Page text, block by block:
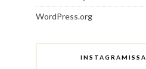
WordPress.org
INSTAGRAMISSA